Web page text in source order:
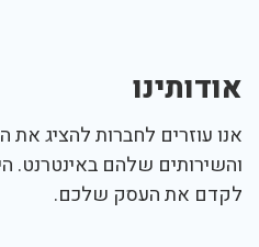
אודותינו
אנו עוזרים לחברות להציג את
והשירותים שלהם באינטרנט.
לקדם את העסק שלכם.